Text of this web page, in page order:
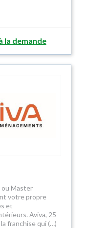
la demande
ou Master
votre propre
et
Aviva, 25
franchise qui (…)